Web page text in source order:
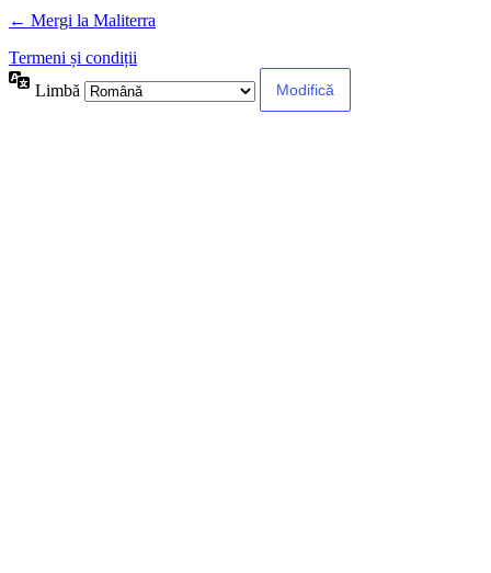
← Mergi la Maliterra
Termeni și condiții
Limbă